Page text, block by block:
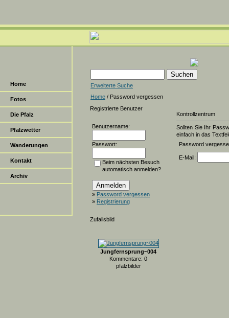
Home
Fotos
Die Pfalz
Pfalzwetter
Wanderungen
Kontakt
Archiv
Erweiterte Suche
Home / Password vergessen
Registrierte Benutzer
Benutzername:
Passwort:
Beim nächsten Besuch
automatisch anmelden?
» Password vergessen
» Registrierung
Zufallsbild
Jungfernsprung~004
Kommentare: 0
pfalzbilder
Kontrollzentrum
Sollten Sie Ihr
einfach in das
Password
E-Mail: